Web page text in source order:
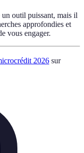
outil puissant, mais il
approfondies et
vous engager.
2026 sur